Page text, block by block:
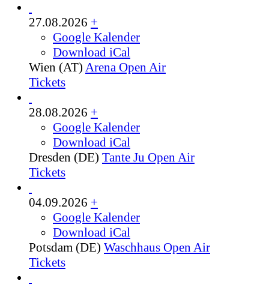
27.08.2026 +
Google Kalender
Download iCal
Wien (AT) Arena Open Air
Tickets
28.08.2026 +
Google Kalender
Download iCal
Dresden (DE) Tante Ju Open Air
Tickets
04.09.2026 +
Google Kalender
Download iCal
Potsdam (DE) Waschhaus Open Air
Tickets